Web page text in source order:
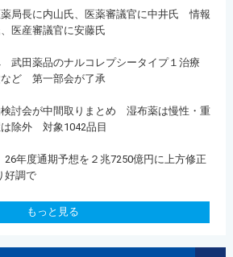
局長に内山氏、医薬審議官に中井氏 情報
医産審議官に安藤氏
武田薬品のナルコレプシータイプ１治療
など 第一部会が了承
討会が中間取りまとめ 湿布薬は慢性・重
除外 対象1042品目
年度通期予想を２兆7250億円に上方修正
好調で
もっと見る